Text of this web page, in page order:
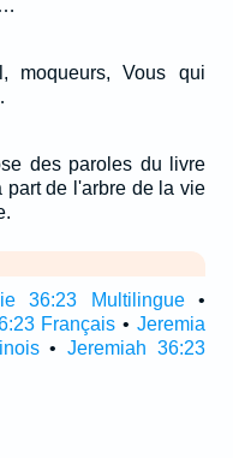
moqueurs, Vous qui
des paroles du livre
part de l'arbre de la vie
36:23 Multilingue•
Français • Jeremia
•Jeremiah 36:23